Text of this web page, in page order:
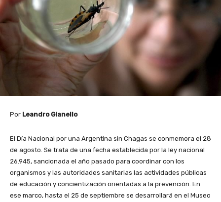
Por Leandro Gianello
El Día Nacional por una Argentina sin Chagas se conmemora el 28
de agosto. Se trata de una fecha establecida por la ley nacional
26.945, sancionada el año pasado para coordinar con los
organismos y las autoridades sanitarias las actividades públicas
de educación y concientización orientadas a la prevención. En
ese marco, hasta el 25 de septiembre se desarrollará en el Museo